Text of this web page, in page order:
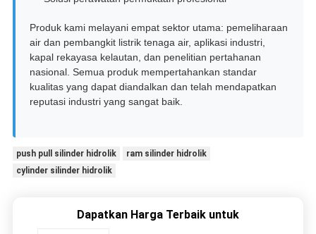
Produk kami melayani empat sektor utama: pemeliharaan
air dan pembangkit listrik tenaga air, aplikasi industri,
kapal rekayasa kelautan, dan penelitian pertahanan
nasional. Semua produk mempertahankan standar
kualitas yang dapat diandalkan dan telah mendapatkan
reputasi industri yang sangat baik.
push pull silinder hidrolik
ram silinder hidrolik
cylinder silinder hidrolik
Dapatkan Harga Terbaik untuk